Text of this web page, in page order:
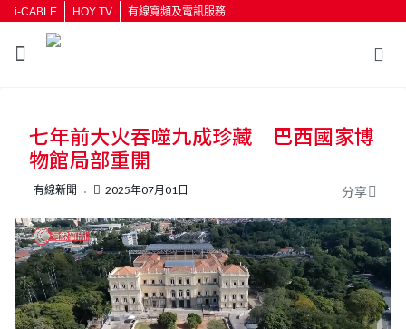
i-CABLE HOY TV 有線寬頻及電訊服務
按輸入鍵開始搜尋
七年前大火吞噬九成珍藏 巴西國家博
物館局部重開
有線新聞 2025年07月01日 分享